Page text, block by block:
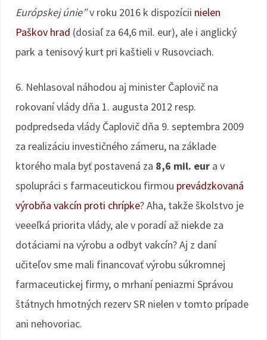
Európskej únie”v roku 2016 k dispozícii nielen
Paškov hrad (dosiaľ za 64,6 mil. eur), ale i anglický
park a tenisový kurt pri kaštieli v Rusovciach.
6. Nehlasoval náhodou aj minister Čaplovič na
rokovaní vlády dňa 1. augusta 2012 resp.
podpredseda vlády Čaplovič dňa 9. septembra 2009
za realizáciu investičného zámeru, na základe
ktorého mala byť postavená za 8,6 mil. eur a v
spolupráci s farmaceutickou firmou prevádzkovaná
výrobňa vakcín proti chrípke? Aha, takže školstvo je
veeeľká priorita vlády, ale v poradí až niekde za
dotáciami na výrobu a odbyt vakcín? Aj z daní
učiteľov sme mali financovať výrobu súkromnej
farmaceutickej firmy, o mrhaní peniazmi Správou
štátnych hmotných rezerv SR nielen v tomto prípade
ani nehovoriac.